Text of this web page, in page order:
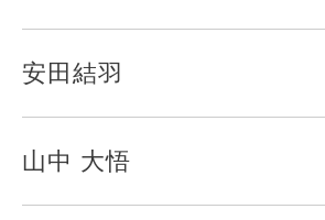
安田結羽
山中 大悟